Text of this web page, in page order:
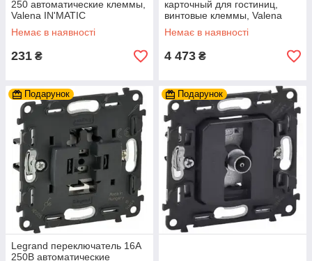
250 автоматические клеммы,
Valena IN'MATIC
Немає в наявності
231 ₴
карточный для гостиниц,
винтовые клеммы, Valena
IN'MATIC
Немає в наявності
4 473 ₴
Подарунок
Legrand переключатель 16А
250В автоматические
Подарунок